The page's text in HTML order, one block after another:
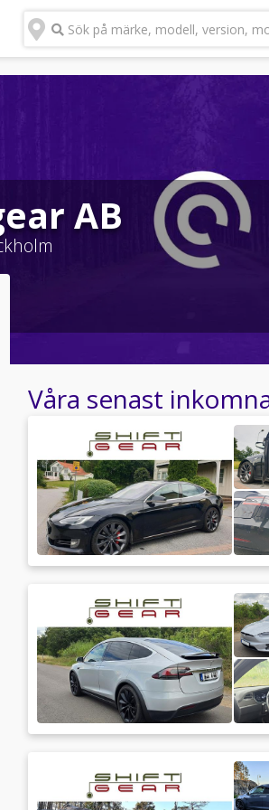
Sök på märke, modell, version,
AB
Våra senast